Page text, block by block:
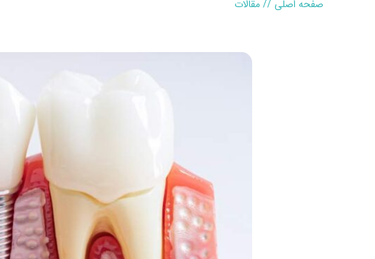
صفحه اصلی //مقالات